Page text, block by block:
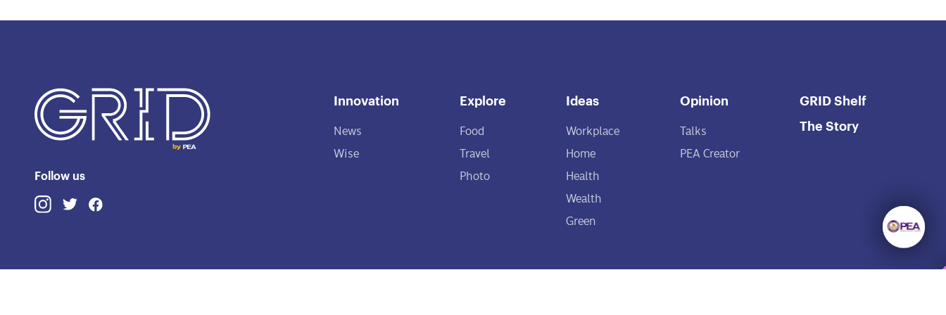
Follow us
Innovation
News
Wise
Explore
Food
Travel
Photo
Ideas
Workplace
Home
Health
Wealth
Green
Opinion
Talks
PEA Creator
GRID Shelf
The Story